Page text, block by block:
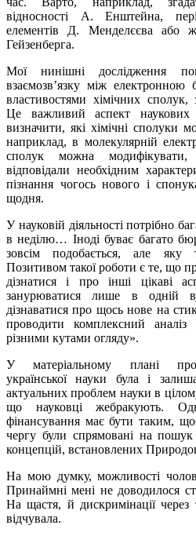
відносності А. Енштейна,
елементів Д. Менделєєва або
Гейзенберга.
Мої нинішні дослідження
взаємозв’язку між електронною
властивостями хімічних сполук,
Це важливий аспект наукових
визначити, які хімічні сполуки
наприклад, в молекулярній
сполук можна
відповідали необхідним
пізнання чогось нового і
щодня.
У науковій діяльності потрібно
в неділю… Іноді буває багато
зовсім подобається, але яку
Позитивом такої роботи є те,
дізнатися і про інші цікаві
занурюватися лише в одній
дізнаватися про щось нове на
проводити комплексний аналіз
різними кутами огляду».
У матеріальному плані
української науки була і
актуальних проблем науки в
що науковці жебракують.
фінансування має бути таким,
чергу були спрямовані на пошук
концепцій, встановлених
На мою думку, можливості
Принаймні мені не доводилося
На щастя, й дискримінації
відчувала.